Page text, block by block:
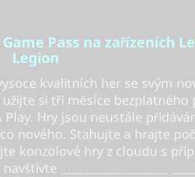
Pass na zařízeních
Legion
kvalitních her se svým
si tři měsíce bezplatného
Play. Hry jsou neustále
nového. Stahujte a hrajte
konzolové hry z cloudu s